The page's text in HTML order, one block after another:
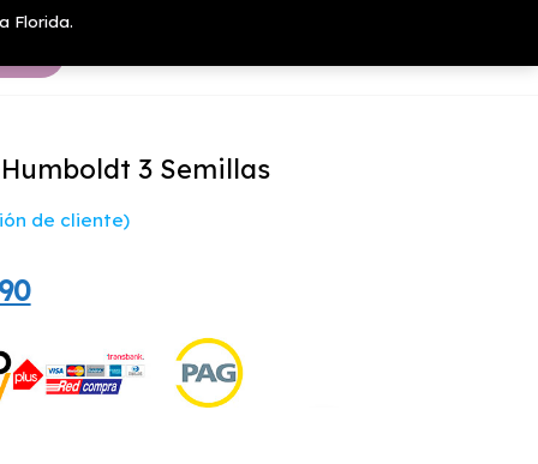
Florida.
3 Semillas
de cliente)
El
actual